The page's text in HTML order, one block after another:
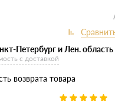
Петербург и Лен. область
с доставкой
возврата товара